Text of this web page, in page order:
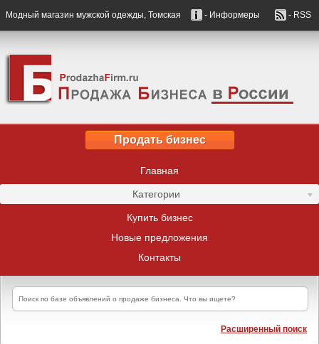
Модный магазин мужской одежды, Томская - Информеры - RSS
Продать бизнес
Главная
Категории
Купить бизнес
Новые предложения
Контакты
Расширенный поиск